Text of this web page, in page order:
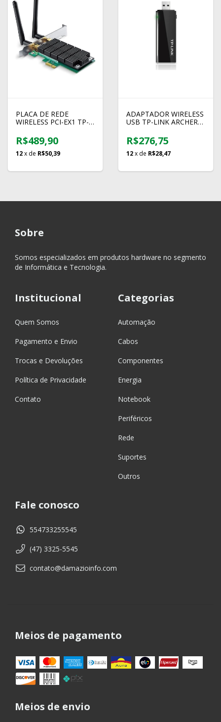
PLACA DE REDE
WIRELESS PCI-EX1 TP-
1267MBPS
R$489,90
12x de R$50,39
ADAPTADOR WIRELESS
USB TP-LINK ARCHER
BAND
R$276,75
12x de R$28,47
Sobre
Somos especializados em produtos hardware no segmento
de Informática e Tecnologia.
Institucional
Quem Somos
Pagamento e Envio
Trocas e Devoluções
Política de Privacidade
Contato
Categorias
Automação
Cabos
Componentes
Energia
Notebook
Periféricos
Rede
Suportes
Outros
Fale conosco
554733255545
(47) 3325-5545
contato@damazioinfo.com
Meios de pagamento
Meios de envio